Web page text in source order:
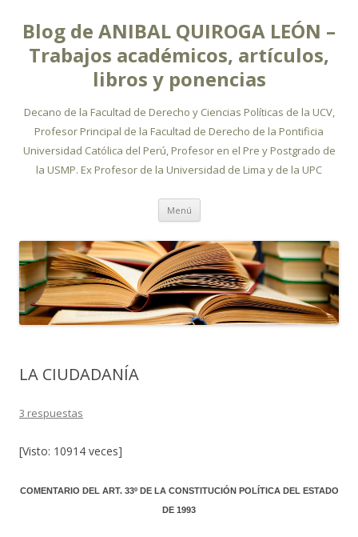
Blog de ANIBAL QUIROGA LEÓN –
Trabajos académicos, artículos,
libros y ponencias
Decano de la Facultad de Derecho y Ciencias Políticas de la UCV,
Profesor Principal de la Facultad de Derecho de la Pontificia
Universidad Católica del Perú, Profesor en el Pre y Postgrado de
la USMP. Ex Profesor de la Universidad de Lima y de la UPC
Menú Ir
contenido
LA CIUDADANÍA
3 respuestas
[Visto: 10914 veces]
COMENTARIO DEL ART. 33º DE LA CONSTITUCIÓN POLÍTICA DEL ESTADO
DE 1993